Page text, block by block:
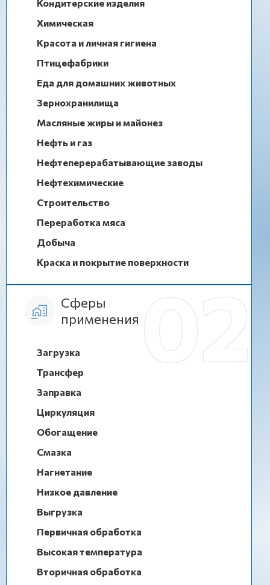
Кондитерские изделия
Химическая
Красота и личная гигиена
Птицефабрики
Еда для домашних животных
Зернохранилища
Масляные жиры и майонез
Нефть и газ
Нефтеперерабатывающие заводы
Нефтехимические
Строительство
Переработка мяса
Добыча
Краска и покрытие поверхности
Сферы
применения
Загрузка
Трансфер
Заправка
Циркуляция
Обогащение
Смазка
Нагнетание
Низкое давление
Выгрузка
Первичная обработка
Высокая температура
Вторичная обработка